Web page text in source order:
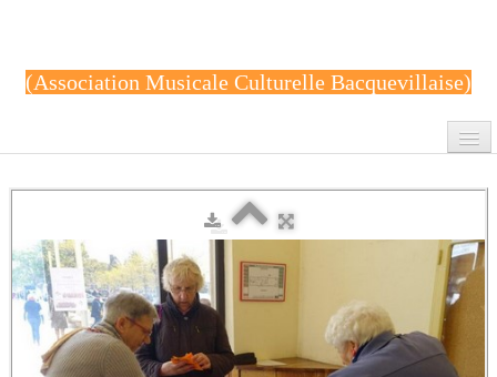
(Association Musicale Culturelle Bacquevillaise)
Album photo
Cours de gym
réunions AMCB